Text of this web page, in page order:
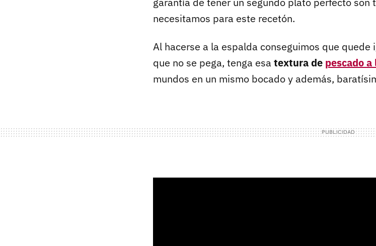
necesitamos para este recetón.
Al hacerse a la espalda conseguimos que
que no se pega, tenga esa textura de pescado
mundos en un mismo bocado y además,